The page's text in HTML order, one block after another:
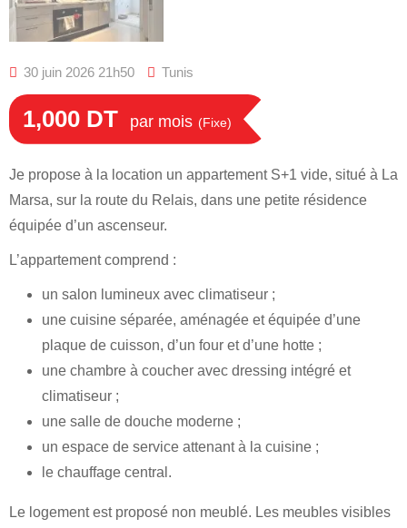
30 juin 2026 21h50 Tunis
1,000 DT par mois (Fixe)
Je propose à la location un appartement S+1 vide, situé à La
Marsa, sur la route du Relais, dans une petite résidence
équipée d’un ascenseur.
L’appartement comprend :
un salon lumineux avec climatiseur ;
une cuisine séparée, aménagée et équipée d’une
plaque de cuisson, d’un four et d’une hotte ;
une chambre à coucher avec dressing intégré et
climatiseur ;
une salle de douche moderne ;
un espace de service attenant à la cuisine ;
le chauffage central.
Le logement est proposé non meublé. Les meubles visibles